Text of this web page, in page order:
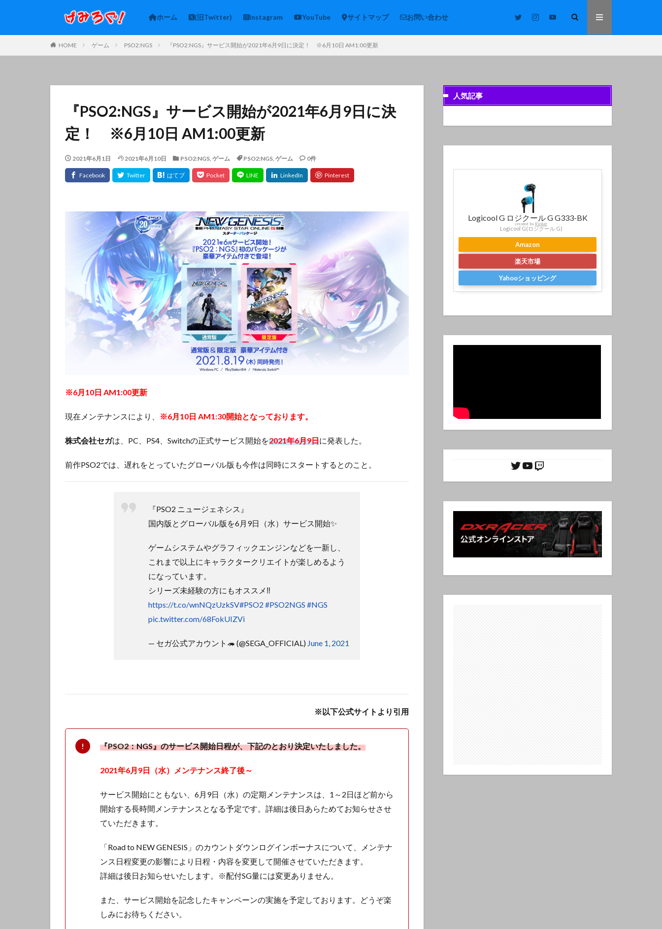
ホーム (旧Twitter) Instagram YouTube サイトマップ お問い合わせ
HOME ゲーム PSO2:NGS 『PSO2:NGS』サービス開始が2021年6月9日に決定！ ※6月10日 AM1:00更新
『PSO2:NGS』サービス開始が2021年6月9日に決
定！ ※6月10日 AM1:00更新
2021年6月1日 2021年6月10日 PSO2:NGS, ゲーム PSO2:NGS, ゲーム 0件
※6月10日 AM1:00更新
現在メンテナンスにより、 ※6月10日 AM1:30開始となっております。
株式会社セガは、PC、PS4、Switchの正式サービス開始を2021年6月9日に発表した。
前作PSO2では、遅れをとっていたグローバル版も今作は同時にスタートするとのこと。
『PSO2 ニュージェネシス』
国内版とグローバル版を6月9日（水）サービス開始✨
ゲームシステムやグラフィックエンジンなどを一新し、
これまで以上にキャラクタークリエイトが楽しめるよう
になっています。
シリーズ未経験の方にもオススメ‼
https://t.co/wnNQzUzkSV#PSO2 #PSO2NGS #NGS
pic.twitter.com/68FokUIZVi
— セガ公式アカウント🦔 (@SEGA_OFFICIAL) June 1, 2021
※以下公式サイトより引用
『PSO2：NGS』のサービス開始日程が、下記のとおり決定いたしました。
2021年6月9日（水）メンテナンス終了後～
サービス開始にともない、6月9日（水）の定期メンテナンスは、1～2日ほど前から
開始する長時間メンテナンスとなる予定です。詳細は後日あらためてお知らせさせ
ていただきます。
「Road to NEW GENESIS」のカウントダウンログインボーナスについて、メンテナ
ンス日程変更の影響により日程・内容を変更して開催させていただきます。
詳細は後日お知らせいたします。
※配付SG量には変更ありません。
また、サービス開始を記念したキャンペーンの実施を予定しております。どうぞ楽
しみにお待ちください。
人気記事
Logicool G ロジクール G G333-BK
created by Rinker
Logicool G(ロジクール G)
Amazon
楽天市場
Yahooショッピング